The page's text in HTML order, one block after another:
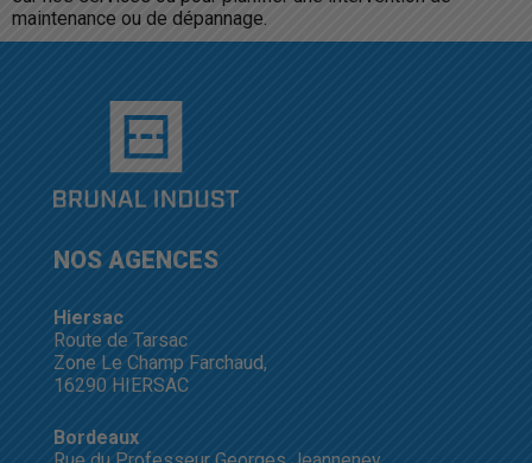
maintenance ou de dépannage.
NOS AGENCES
Hiersac
Route de Tarsac
Zone Le Champ Farchaud,
16290 HIERSAC
Bordeaux